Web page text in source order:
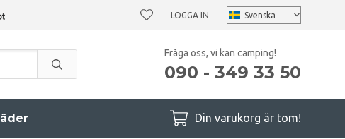
LOGGA IN
Fråga oss, vi kan camping!
090 - 349 33 50
Din varukorg är tom!